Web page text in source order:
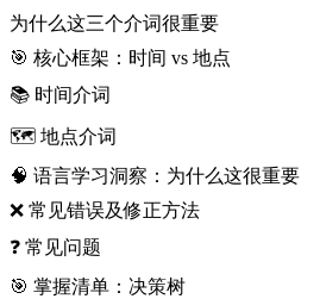
为什么这三个介词很重要
🎯 核心框架：时间 vs 地点
📚 时间介词
🗺️ 地点介词
🧠 语言学习洞察：为什么这很重要
❌ 常见错误及修正方法
❓ 常见问题
🎯 掌握清单：决策树